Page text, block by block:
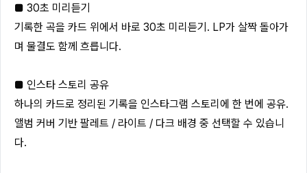
■ 30초 미리듣기
기록한 곡을 카드 위에서 바로 30초 미리듣기. LP가 살짝 돌아가
며 물결도 함께 흐릅니다.
■ 인스타 스토리 공유
하나의 카드로 정리된 기록을 인스타그램 스토리에 한 번에 공유.
앨범 커버 기반 팔레트 / 라이트 / 다크 배경 중 선택할 수 있습니
다.